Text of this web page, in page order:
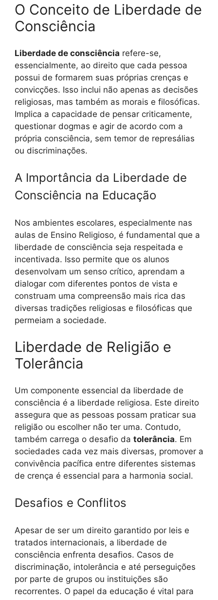
O Conceito de Liberdade de
Consciência
Liberdade de consciência refere-se,
essencialmente, ao direito que cada pessoa
possui de formarem suas próprias crenças e
convicções. Isso inclui não apenas as decisões
religiosas, mas também as morais e filosóficas.
Implica a capacidade de pensar criticamente,
questionar dogmas e agir de acordo com a
própria consciência, sem temor de represálias
ou discriminações.
A Importância da Liberdade de
Consciência na Educação
Nos ambientes escolares, especialmente nas
aulas de Ensino Religioso, é fundamental que a
liberdade de consciência seja respeitada e
incentivada. Isso permite que os alunos
desenvolvam um senso crítico, aprendam a
dialogar com diferentes pontos de vista e
construam uma compreensão mais rica das
diversas tradições religiosas e filosóficas que
permeiam a sociedade.
Liberdade de Religião e
Tolerância
Um componente essencial da liberdade de
consciência é a liberdade religiosa. Este direito
assegura que as pessoas possam praticar sua
religião ou escolher não ter uma. Contudo,
também carrega o desafio da tolerância. Em
sociedades cada vez mais diversas, promover a
convivência pacífica entre diferentes sistemas
de crença é essencial para a harmonia social.
Desafios e Conflitos
Apesar de ser um direito garantido por leis e
tratados internacionais, a liberdade de
consciência enfrenta desafios. Casos de
discriminação, intolerância e até perseguições
por parte de grupos ou instituições são
recorrentes. O papel da educação é vital para